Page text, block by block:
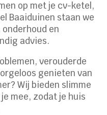
op met je cv-ketel,
Baaiduinen staan we
en
advies.
verouderde
genieten van
Wij bieden slimme
mee, zodat je huis